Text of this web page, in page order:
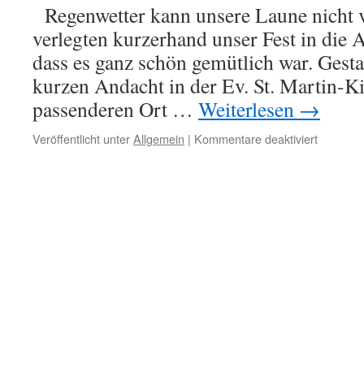
Regenwetter kann unsere Laune
verlegten kurzerhand unser Fest in die
dass es ganz schön gemütlich war.
kurzen Andacht in der Ev. St. Martin-
passenderen Ort … Weiterlesen →
Veröffentlicht unterAllgemein | Kommentare deaktiviertfür